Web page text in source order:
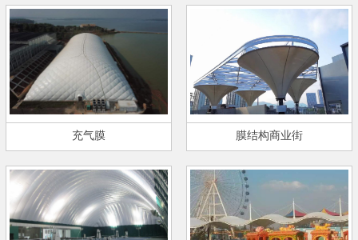
充气膜 膜结构商业街